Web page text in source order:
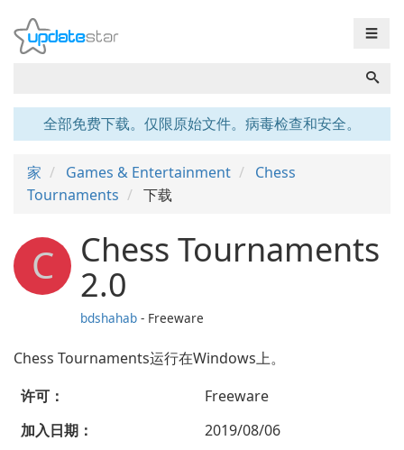
☰
全部免费下载。仅限原始文件。病毒检查和安全。
家 Games & Entertainment
Chess
Tournaments
下载
C Chess Tournaments
2.0
bdshahab - Freeware
Chess Tournaments运行在Windows上。
许可：
Freeware
加入日期：
2019/08/06